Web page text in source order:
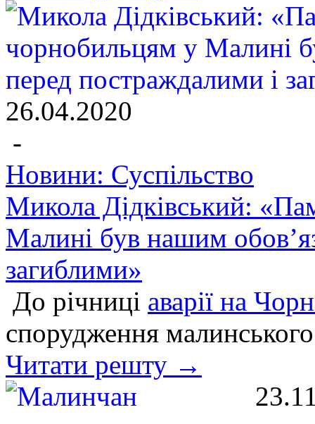
26.04.2020
-
Новини: Суспільство
Микола Дідківський:
Малині був нашим
загиблими»
До річниці аварії на
спорудження
Читати решту →